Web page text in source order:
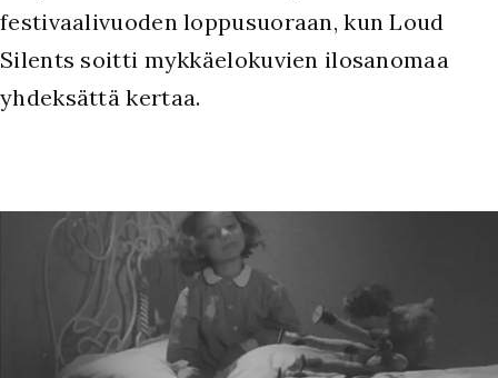
festivaalivuoden loppusuoraan, kun Loud
Silents soitti mykkäelokuvien ilosanomaa
yhdeksättä kertaa.